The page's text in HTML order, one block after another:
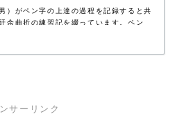
）がペン字の上達の過程を記録すると共
余曲折の練習記を綴っています。ペン
サーリンク